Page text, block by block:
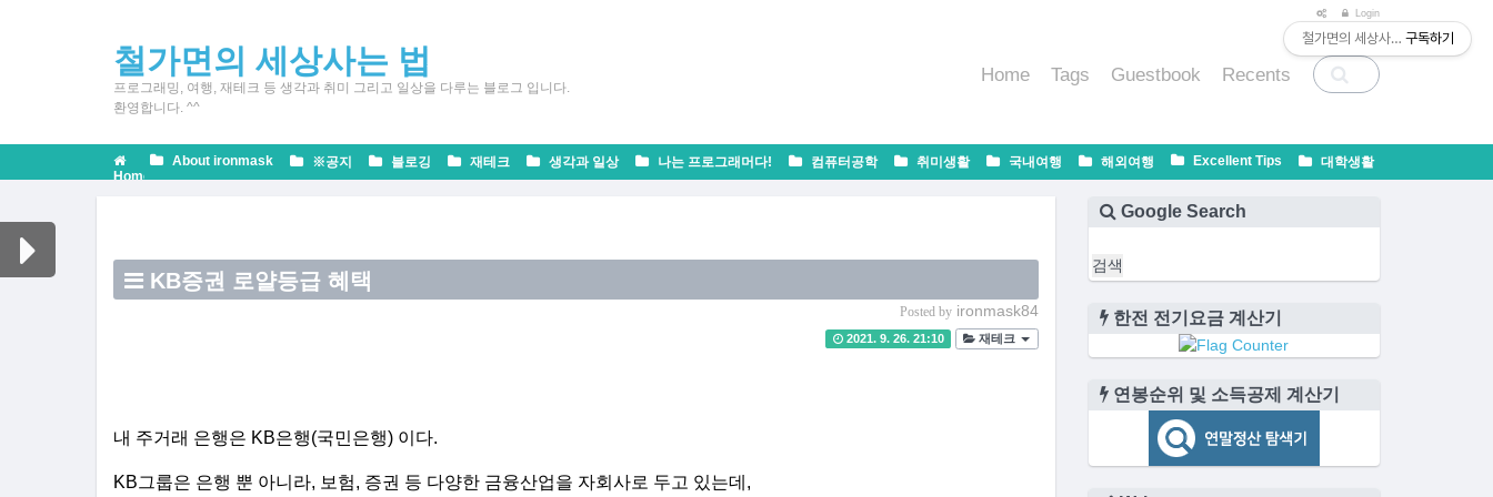
Login
Home Tags Guestbook Recents
철가면의 세상사는 법
프로그래밍, 여행, 재테크 등 생각과 취미 그리고 일상을 다루는 블로그 입니다.
환영합니다. ^^
About ironmask ※공지 블로깅 재테크 생각과 일상 나는 프로그래머다! 컴퓨터공학 취미생활 국내여행 해외여행 Excellent Tips
대학생활
Home
크
KB증권 로얄등급 혜택
Posted byironmask84
2021. 9. 26. 21:10 재테크
내 주거래 은행은 KB은행(국민은행) 이다.
KB그룹은 은행 뿐 아니라, 보험, 증권 등 다양한 금융산업을 자회사로 두고 있는데,
Google Search
한전 전기요금 계산기
연봉순위 및 소득공제 계산기
티스토리툴바 철가면의 세상사는 법구독하기